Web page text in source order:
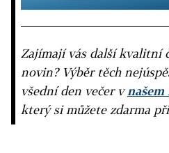
Zajímají vás další kvalitní
novin? Výběr těch
všední den večer vnašem
který si můžete zdarma